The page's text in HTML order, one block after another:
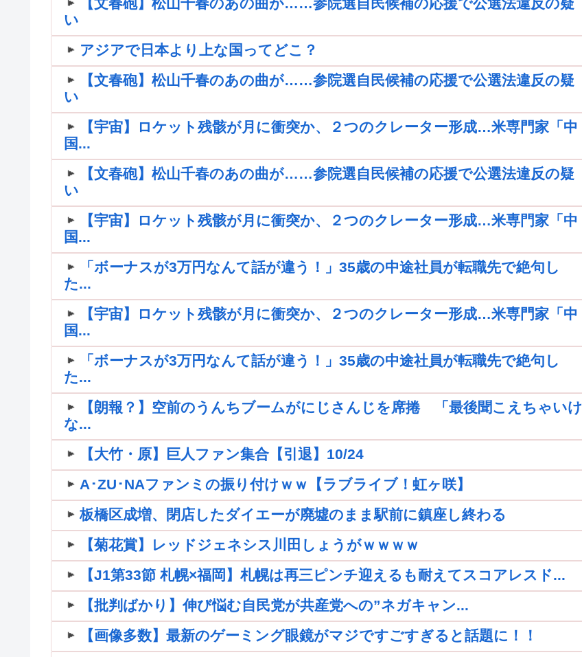
【文春砲】松山千春のあの曲が……参院選自民候補の応援で公選法違反の疑
い
アジアで日本より上な国ってどこ？
【文春砲】松山千春のあの曲が……参院選自民候補の応援で公選法違反の疑
い
【宇宙】ロケット残骸が月に衝突か、２つのクレーター形成…米専門家「中
国...
【文春砲】松山千春のあの曲が……参院選自民候補の応援で公選法違反の疑
い
【宇宙】ロケット残骸が月に衝突か、２つのクレーター形成…米専門家「中
国...
「ボーナスが3万円なんて話が違う！」35歳の中途社員が転職先で絶句し
た...
【宇宙】ロケット残骸が月に衝突か、２つのクレーター形成…米専門家「中
国...
「ボーナスが3万円なんて話が違う！」35歳の中途社員が転職先で絶句し
た...
【朗報？】空前のうんちブームがにじさんじを席捲 「最後聞こえちゃいけ
な...
【大竹・原】巨人ファン集合【引退】10/24
A･ZU･NAファンミの振り付けｗｗ【ラブライブ！虹ヶ咲】
板橋区成増、閉店したダイエーが廃墟のまま駅前に鎮座し終わる
【菊花賞】レッドジェネシス川田しょうがｗｗｗｗ
【J1第33節 札幌×福岡】札幌は再三ピンチ迎えるも耐えてスコアレスド...
【批判ばかり】伸び悩む自民党が共産党への”ネガキャン...
【画像多数】最新のゲーミング眼鏡がマジですごすぎると話題に！！